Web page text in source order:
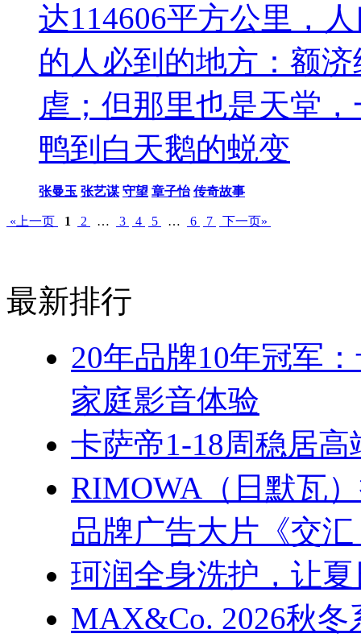
达114606平方公里，
的人必到的地方：额
虐；但那里也是天堂
鸭到白天鹅的蜕变
张曼玉 张艺谋 守望 章子怡 传奇故事
«上一页 1 2 … 3 4 5 … 6 7 下一页»
最新排行
20年品牌10年冠军
家庭影音体验
卡萨帝1-18周稳居
RIMOWA（日默瓦
品牌广告大片《交
珂润全身洗护，让
MAX&Co. 2026秋